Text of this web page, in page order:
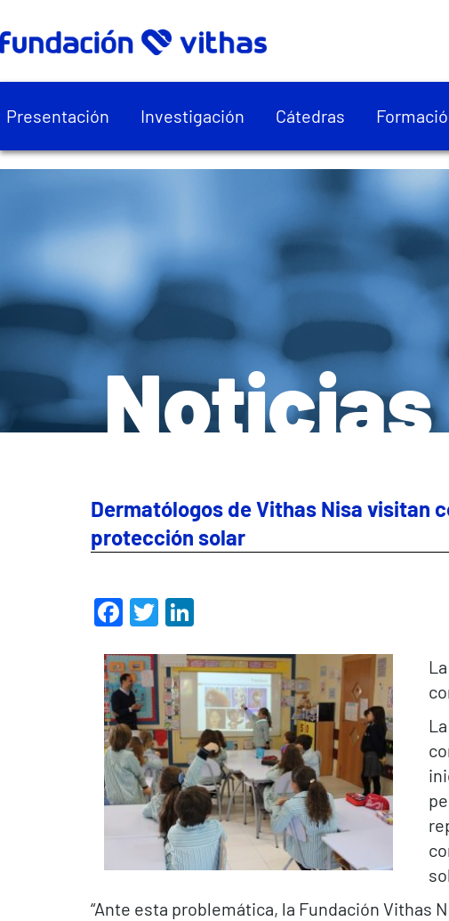
Presentación Investigación Cátedras
Noticias
Dermatólogos de Vithas Nisa visitan
protección solar
Facebook
Twitter
“Ante esta problemática, la Fundación Vithas